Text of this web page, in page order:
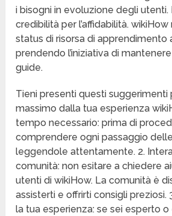
i bisogni in evoluzione degli utenti.
credibilità per l’affidabilità.
status di risorsa di apprendimento
prendendo l’iniziativa di
guide.
Tieni presenti questi suggerimenti
massimo dalla tua esperienza
tempo necessario: prima di
comprendere ogni passaggio
leggendole attentamente. 2.
comunità: non esitare a chiedere
utenti di wikiHow. La comunità è
assisterti e offrirti consigli preziosi.
la tua esperienza: se sei esperto